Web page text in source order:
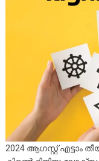
2024 ആഗസ്റ്റ് എട്ടാം